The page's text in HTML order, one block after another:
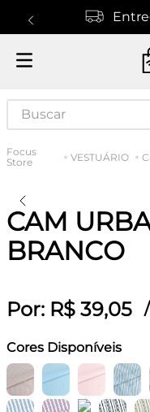
Buscar
VESTUÁRIO
CAM
BRANCO
Por: R$ 39,05 /
Cores Disponíveis